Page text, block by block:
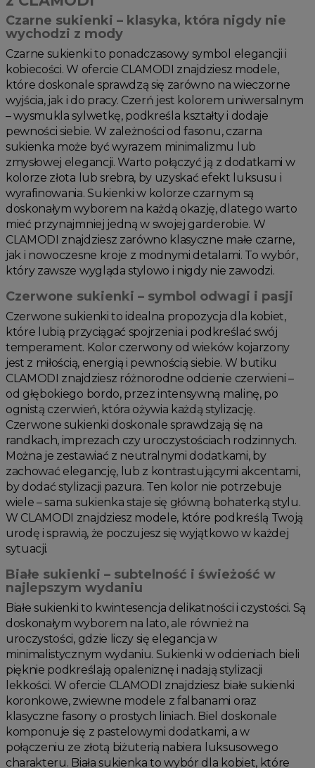
Czarne sukienki – klasyka, która nigdy nie
wychodzi z mody
Czarne sukienki to ponadczasowy symbol elegancji i
kobiecości. W ofercie CLAMODI znajdziesz modele,
które doskonale sprawdzą się zarówno na wieczorne
wyjścia, jak i do pracy. Czerń jest kolorem uniwersalnym
– wysmukla sylwetkę, podkreśla kształty i dodaje
pewności siebie. W zależności od fasonu, czarna
sukienka może być wyrazem minimalizmu lub
zmysłowej elegancji. Warto połączyć ją z dodatkami w
kolorze złota lub srebra, by uzyskać efekt luksusu i
wyrafinowania. Sukienki w kolorze czarnym są
doskonałym wyborem na każdą okazję, dlatego warto
mieć przynajmniej jedną w swojej garderobie. W
CLAMODI znajdziesz zarówno klasyczne małe czarne,
jak i nowoczesne kroje z modnymi detalami. To wybór,
który zawsze wygląda stylowo i nigdy nie zawodzi.
Czerwone sukienki – symbol odwagi i pasji
Czerwone sukienki to idealna propozycja dla kobiet,
które lubią przyciągać spojrzenia i podkreślać swój
temperament. Kolor czerwony od wieków kojarzony
jest z miłością, energią i pewnością siebie. W butiku
CLAMODI znajdziesz różnorodne odcienie czerwieni –
od głębokiego bordo, przez intensywną malinę, po
ognistą czerwień, która ożywia każdą stylizację.
Czerwone sukienki doskonale sprawdzają się na
randkach, imprezach czy uroczystościach rodzinnych.
Można je zestawiać z neutralnymi dodatkami, by
zachować elegancję, lub z kontrastującymi akcentami,
by dodać stylizacji pazura. Ten kolor nie potrzebuje
wiele – sama sukienka staje się główną bohaterką stylu.
W CLAMODI znajdziesz modele, które podkreślą Twoją
urodę i sprawią, że poczujesz się wyjątkowo w każdej
sytuacji.
Białe sukienki – subtelność i świeżość w
najlepszym wydaniu
Białe sukienki to kwintesencja delikatności i czystości. Są
doskonałym wyborem na lato, ale również na
uroczystości, gdzie liczy się elegancja w
minimalistycznym wydaniu. Sukienki w odcieniach bieli
pięknie podkreślają opaleniznę i nadają stylizacji
lekkości. W ofercie CLAMODI znajdziesz białe sukienki
koronkowe, zwiewne modele z falbanami oraz
klasyczne fasony o prostych liniach. Biel doskonale
komponuje się z pastelowymi dodatkami, a w
połączeniu ze złotą biżuterią nabiera luksusowego
charakteru. Biała sukienka to wybór dla kobiet, które